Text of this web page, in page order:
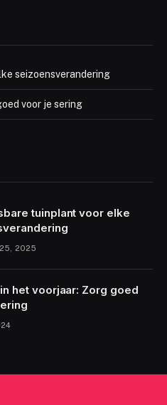
seizoensverandering
voor je sering
tuinplant voor elke
2025
het voorjaar: Zorg goed